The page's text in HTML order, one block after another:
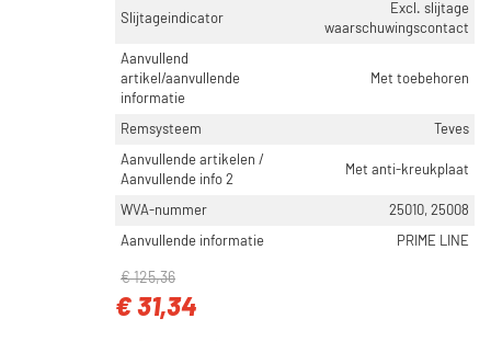
Slijtageindicator
Excl. slijtage
waarschuwingscontact
Aanvullend
artikel/aanvullende
informatie
Met toebehoren
Remsysteem
Teves
Aanvullende artikelen /
Aanvullende info 2
Met anti-kreukplaat
WVA-nummer
25010, 25008
Aanvullende informatie
PRIME LINE
€ 125,36
€ 31,34